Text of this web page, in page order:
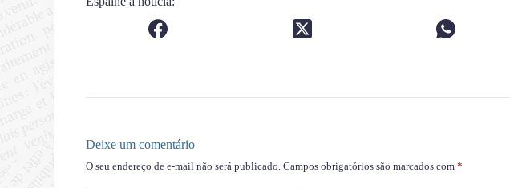
Deixe um comentário
O seu endereço de e-mail não será publicado. Campos obrigatórios são marcados com*